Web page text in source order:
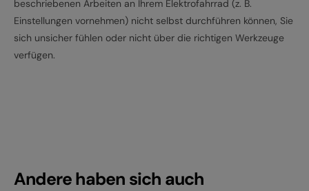
beschriebenen Arbeiten an Ihrem Elektrofahrrad (z. B.
Einstellungen vornehmen) nicht selbst durchführen können, Sie
sich unsicher fühlen oder nicht über die richtigen Werkzeuge
verfügen.
Andere haben sich auch